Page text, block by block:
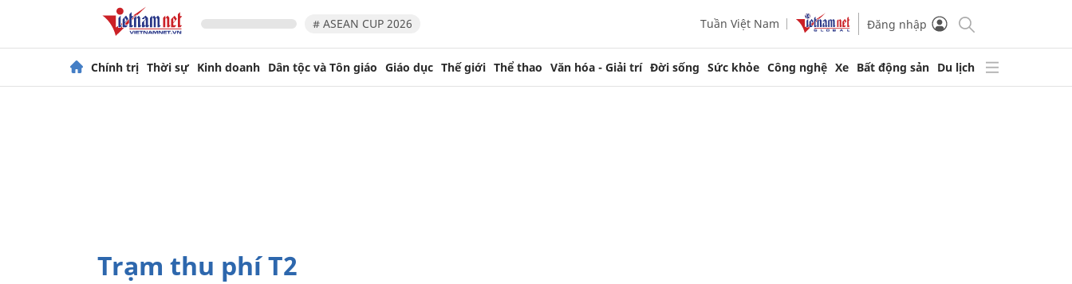
# ASEAN CUP 2026 Tuần Việt Nam Đăng nhập
Chính trị Thời sự Kinh doanh Dân tộc và Tôn giáo Giáo dục Thế giới Thể thao Văn hóa - Giải trí Đời sống Sức khỏe Công nghệ Xe Bất động sản Du lịch
Trạm thu phí T2